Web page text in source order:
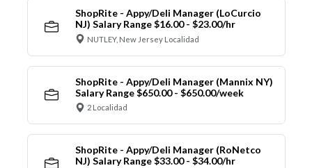
ShopRite - Appy/Deli Manager (LoCurcio
NJ) Salary Range $16.00 - $23.00/hr
NUTLEY, New Jersey Localidad
ShopRite - Appy/Deli Manager (Mannix NY)
Salary Range $650.00 - $650.00/week
2 Localidad
ShopRite - Appy/Deli Manager (RoNetco
NJ) Salary Range $33.00 - $34.00/hr